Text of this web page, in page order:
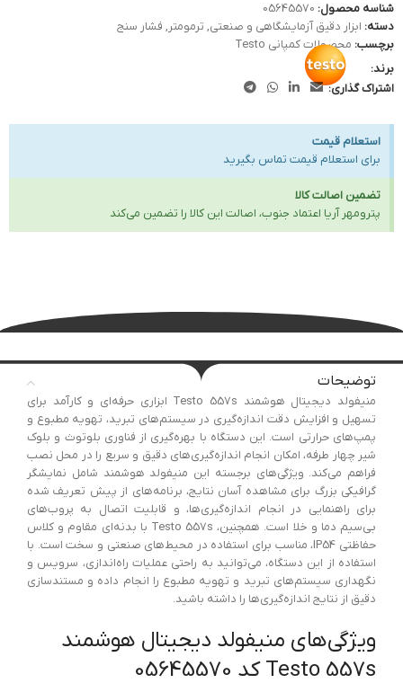
شناسه محصول: 05645570
دسته: ابزار دقیق آزمایشگاهی و صنعتی, ترمومتر, فشار سنج
برچسب: محصولات کمپانی Testo
برند:
اشتراک گذاری:
استعلام قیمت
برای استعلام قیمت تماس بگیرید
تضمین اصالت کالا
پترومهر آریا اعتماد جنوب، اصالت این کالا را تضمین می‌کند
توضیحات
منیفولد دیجیتال هوشمند Testo 557s ابزاری حرفه‌ای و کارآمد برای
تسهیل و افزایش دقت اندازه‌گیری در سیستم‌های تبرید، تهویه مطبوع و
پمپ‌های حرارتی است. این دستگاه با بهره‌گیری از فناوری بلوتوث و بلوک
شیر چهار طرفه، امکان انجام اندازه‌گیری‌های دقیق و سریع را در محل نصب
فراهم می‌کند. ویژگی‌های برجسته این منیفولد هوشمند شامل نمایشگر
گرافیکی بزرگ برای مشاهده آسان نتایج، برنامه‌های از پیش تعریف شده
برای راهنمایی در انجام اندازه‌گیری‌ها، و قابلیت اتصال به پروب‌های
بی‌سیم دما و خلا است. همچنین، Testo 557s با بدنه‌ای مقاوم و کلاس
حفاظتی IP54، مناسب برای استفاده در محیط‌های صنعتی و سخت است. با
استفاده از این دستگاه، می‌توانید به راحتی عملیات راه‌اندازی، سرویس و
نگهداری سیستم‌های تبرید و تهویه مطبوع را انجام داده و مستندسازی
دقیق از نتایج اندازه‌گیری‌ها را داشته باشید.
ویژگی‌های منیفولد دیجیتال هوشمند
Testo 557s کد 05645570